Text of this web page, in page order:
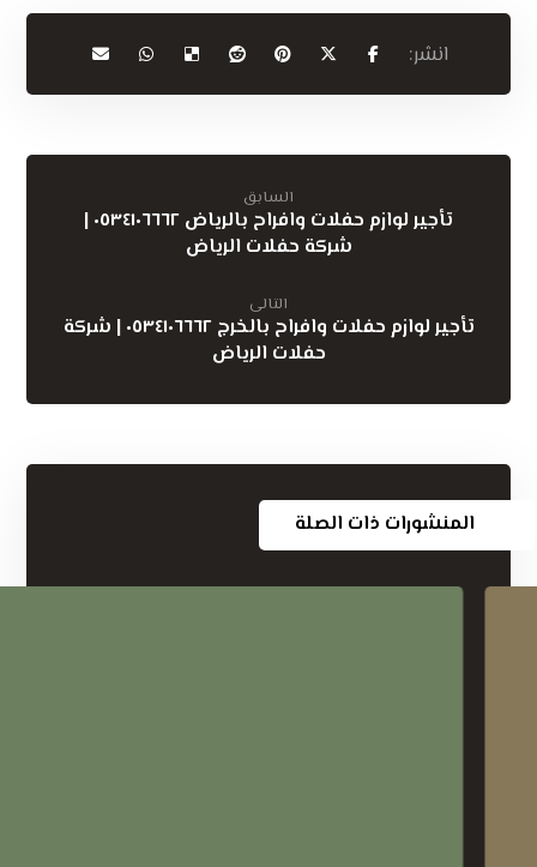
السابق
تأجير لوازم حفلات وافراح بالرياض ٠٥٣٤١٠٦٦٦٢ |
شركة حفلات الرياض
التالى
تأجير لوازم حفلات وافراح بالخرج ٠٥٣٤١٠٦٦٦٢ | شركة
حفلات الرياض
المنشورات ذات الصلة